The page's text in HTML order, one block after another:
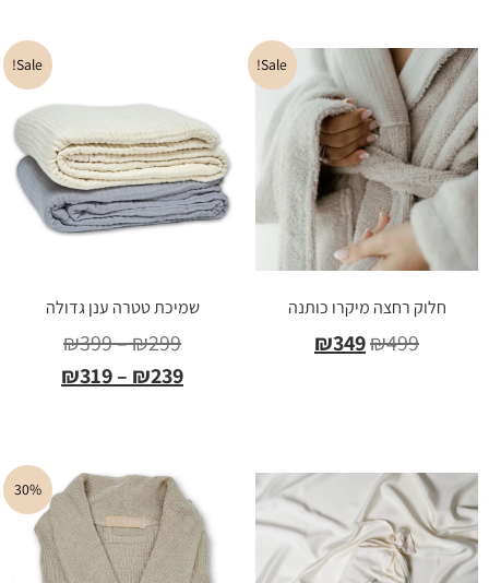
Sale!
חלוק רחצה מיקרו כותנה
₪499
₪349
Sale!
שמיכת טטרה ענן גדולה
₪299
–
₪399
₪239
–
₪319
30%